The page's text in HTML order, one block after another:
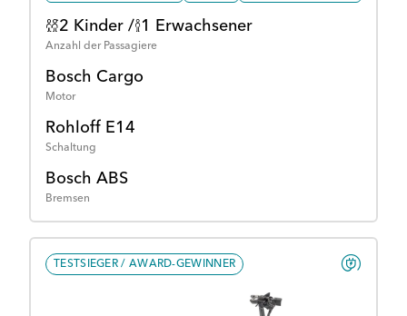
2 Kinder / 1 Erwachsener
Anzahl der Passagiere
Bosch Cargo
Motor
Rohloff E14
Schaltung
Bosch ABS
Bremsen
TESTSIEGER / AWARD-GEWINNER